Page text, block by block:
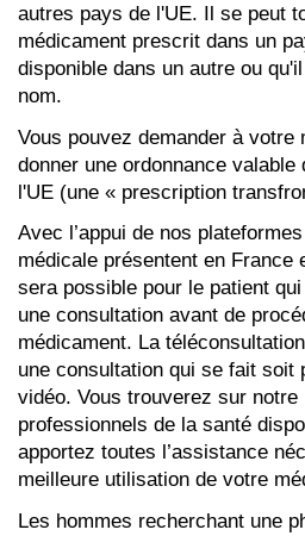
autres pays de l'UE. Il se peut
médicament prescrit dans un
disponible dans un autre ou
nom.
Vous pouvez demander à votre
donner une ordonnance
l'UE (une « prescription
Avec l’appui de nos
médicale présentent en France
sera possible pour le patient
une consultation avant de
médicament. La
une consultation qui se fait soit
vidéo. Vous trouverez sur notre
professionnels de la santé
apportez toutes l’assistance
meilleure utilisation de votre
Les hommes recherchant une